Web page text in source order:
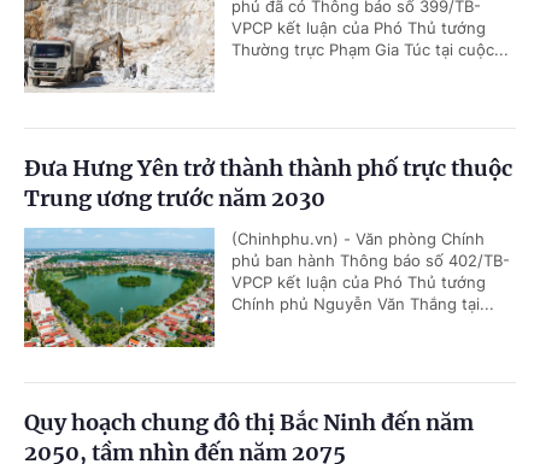
phủ đã có Thông báo số 399/TB-
VPCP kết luận của Phó Thủ tướng
Thường trực Phạm Gia Túc tại cuộc...
Đưa Hưng Yên trở thành thành phố trực thuộc
Trung ương trước năm 2030
(Chinhphu.vn) - Văn phòng Chính
phủ ban hành Thông báo số 402/TB-
VPCP kết luận của Phó Thủ tướng
Chính phủ Nguyễn Văn Thắng tại...
Quy hoạch chung đô thị Bắc Ninh đến năm
2050, tầm nhìn đến năm 2075